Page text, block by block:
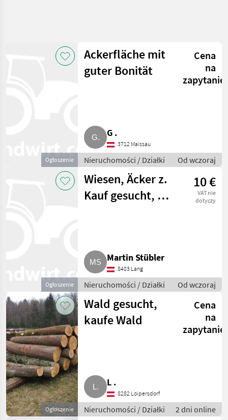
Ogłoszenie
Ackerfläche mit
guter Bonität
Cena
na
zapytanie
G .
3712 Maissau
Nieruchomości / Działki Od wczoraj
Ogłoszenie
Wiesen, Äcker z.
Kauf gesucht, bis
10 €
VAT nie
dotyczy
Martin Stübler
8403 Lang
Nieruchomości / Działki Od wczoraj
Ogłoszenie
Wald gesucht,
kaufe Wald
Cena
na
zapytanie
L .
8282 Loipersdorf
Nieruchomości / Działki 2 dni online